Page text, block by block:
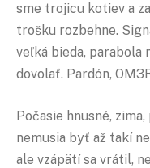
sme trojicu kotiev a
trošku rozbehne.
veľká bieda, parabola
dovolať. Pardón,
Počasie hnusné,
nemusia byť až takí
ale vzápätí sa vrátil,